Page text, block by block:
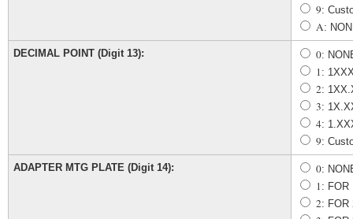
9:
A:
DECIMAL POINT (Digit 13): 0:
1 :
2:
3:
4:
9:
ADAPTER MTG PLATE (Digit 14): 0:
1 : FOR
2: FOR